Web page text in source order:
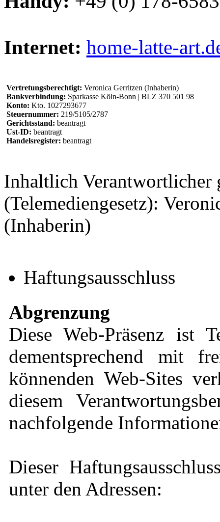
Internet: home-latte-
Vertretungsberechtigt: Veronica Gerritzen (Inhaberin)
Bankverbindung: Sparkasse Köln-Bonn | BLZ 370 501 98
Konto: Kto. 1027293677
Steuernummer: 219/5105/2787
Gerichtsstand: beantragt
Ust-ID: beantragt
Handelsregister: beantragt
Inhaltlich Verantwortlicher
(Telemediengesetz):
(Inhaberin)
Haftungsausschluss
Abgrenzung
Diese Web-Präsenz ist
dementsprechend mit
könnenden Web-Sites
diesem
nachfolgende
Dieser
unter den Adressen: